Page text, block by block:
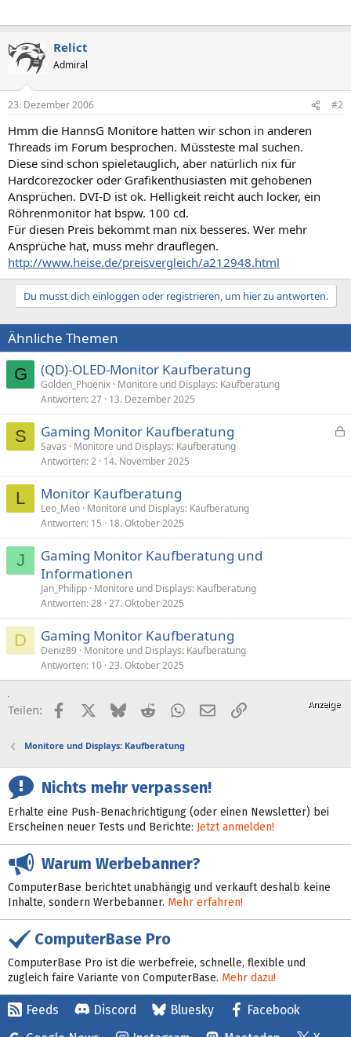
Relict
Admiral
23. Dezember 2006 #2
Hmm die HannsG Monitore hatten wir schon in anderen
Threads im Forum besprochen. Müssteste mal suchen.
Diese sind schon spieletauglich, aber natürlich nix für
Hardcorezocker oder Grafikenthusiasten mit gehobenen
Ansprüchen. DVI-D ist ok. Helligkeit reicht auch locker, ein
Röhrenmonitor hat bspw. 100 cd.
Für diesen Preis bekommt man nix besseres. Wer mehr
Ansprüche hat, muss mehr drauflegen.
http://www.heise.de/preisvergleich/a212948.html
Du musst dich einloggen oder registrieren, um hier zu antworten.
Ähnliche Themen
G (QD)-OLED-Monitor Kaufberatung
Golden_Phoenix Monitore und Displays: Kaufberatung
Antworten 27 13. Dezember 2025
S
p
Gaming Monitor Kaufberatung
Savas
Monitore und Displays: Kaufberatung
Antworten 2 14. November 2025
L Monitor Kaufberatung
Leo_Meo Monitore und Displays: Kaufberatung
Antworten 15 18. Oktober 2025
J
Gaming Monitor Kaufberatung und
Informationen
Jan_Philipp Monitore und Displays: Kaufberatung
Antworten 28 27. Oktober 2025
D Gaming Monitor Kaufberatung
Deniz89
Monitore und Displays: Kaufberatung
Antworten 10 23. Oktober 2025
Teilen: FacebookX (Twitter)
BlueskyRedditWhatsApp
E-MailLink
Monitore und Displays: Kaufberatung
Nichts mehr verpassen!
Erhalte eine Push-Benachrichtigung (oder einen Newsletter) bei
Erscheinen neuer Tests und Berichte: Jetzt anmelden!
Warum Werbebanner?
ComputerBase berichtet unabhängig und verkauft deshalb keine
Inhalte, sondern Werbebanner. Mehr erfahren!
ComputerBase Pro
ComputerBase Pro ist die werbefreie, schnelle, flexible und
zugleich faire Variante von ComputerBase. Mehr dazu!
Feeds Discord Bluesky
Facebook